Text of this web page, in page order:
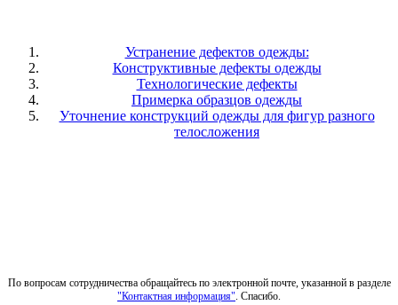
Устранение дефектов одежды:
Конструктивные дефекты одежды
Технологические дефекты
Примерка образцов одежды
Уточнение конструкций одежды для фигур разного
телосложения
По вопросам сотрудничества обращайтесь по электронной почте, указанной в разделе
"Контактная информация" . Спасибо.